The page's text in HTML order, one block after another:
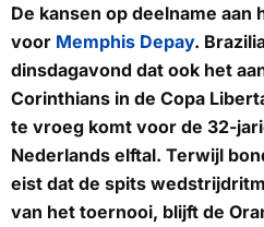
De kansen op deelname aan
voor Memphis Depay.
dinsdagavond dat ook het
Corinthians in de Copa
te vroeg komt voor de 32-
Nederlands elftal. Terwijl
eist dat de spits
van het toernooi, blijft de